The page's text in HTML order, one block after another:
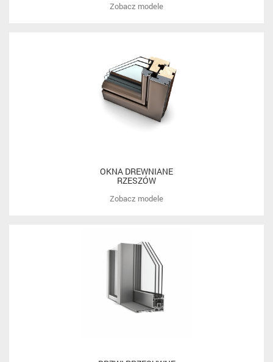
Zobacz modele
OKNA DREWNIANE
RZESZÓW
Zobacz modele